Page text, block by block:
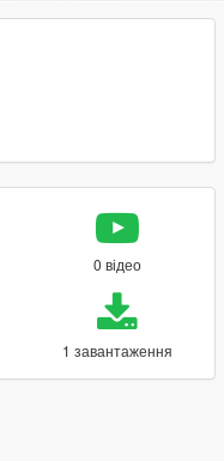
0 відео
1 завантаження